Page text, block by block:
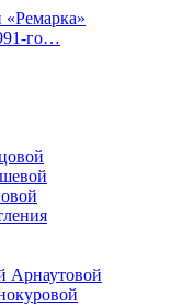
го…
Арнаутовой